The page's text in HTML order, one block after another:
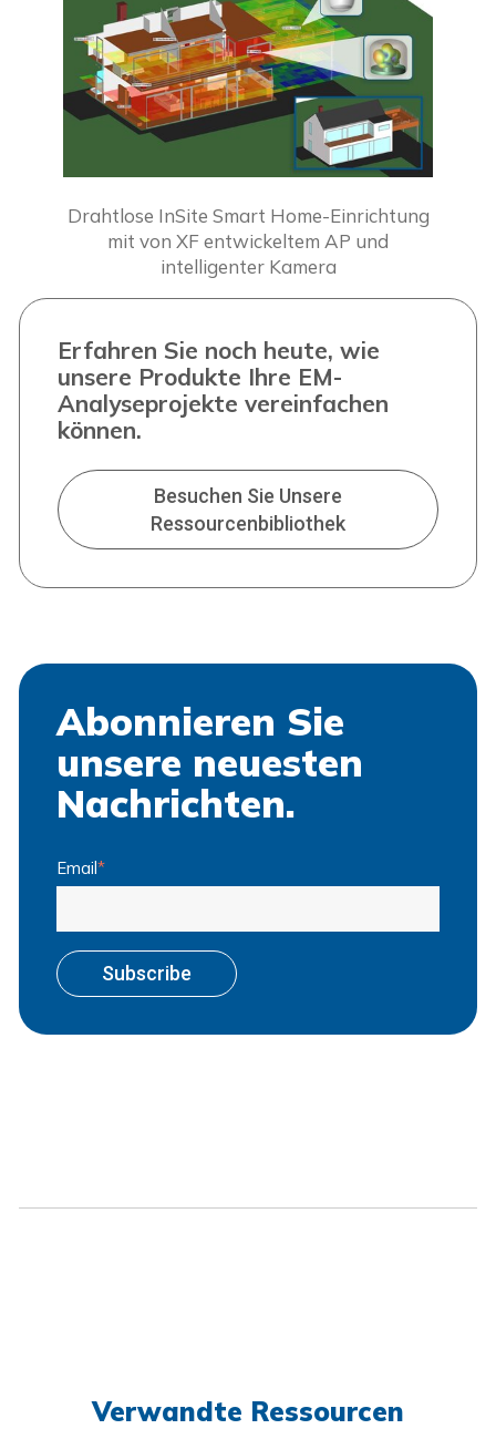
Drahtlose InSite Smart Home-Einrichtung
mit von XF entwickeltem AP und
intelligenter Kamera
Erfahren Sie noch heute, wie
unsere Produkte Ihre EM-
Analyseprojekte vereinfachen
können.
Besuchen Sie Unsere
Ressourcenbibliothek
Abonnieren Sie
unsere neuesten
Nachrichten.
Email*
Verwandte Ressourcen